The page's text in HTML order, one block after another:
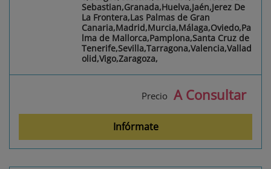
Sebastian,Granada,Huelva,Jaén,Jerez De
La Frontera,Las Palmas de Gran
Canaria,Madrid,Murcia,Málaga,Oviedo,Pa
lma de Mallorca,Pamplona,Santa Cruz de
Tenerife,Sevilla,Tarragona,Valencia,Vallad
olid,Vigo,Zaragoza,
Precio A Consultar
Infórmate